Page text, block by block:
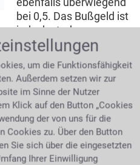
bei 0,5. Das Bußgeld ist
jedoch stark
unterschiedlich. Nur als
Ihnen hier die
europäischer Länder. Vor
sich über eventuell
liegt bei
Nachbarn in
um die Funktionsfähigkeit
Außerdem setzen wir zur
im Sinne der Nutzer
Klick auf den Button „Cookies
der von uns für die
Cookies zu. Über den Button
Sie sich über die eingesetzten
Ihrer Einwilligung